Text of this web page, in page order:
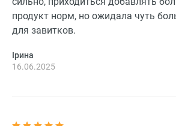
продукт норм, но ожидала чуть
для завитков.
Ірина
16.06.2025